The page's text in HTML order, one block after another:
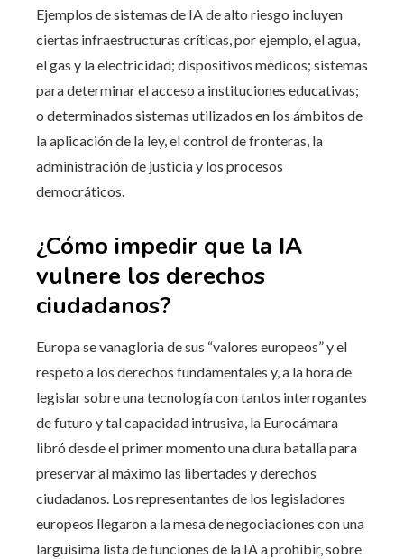
Ejemplos de sistemas de IA de alto riesgo incluyen
ciertas infraestructuras críticas, por ejemplo, el agua,
el gas y la electricidad; dispositivos médicos; sistemas
para determinar el acceso a instituciones educativas;
o determinados sistemas utilizados en los ámbitos de
la aplicación de la ley, el control de fronteras, la
administración de justicia y los procesos
democráticos.
¿Cómo impedir que la IA
vulnere los derechos
ciudadanos?
Europa se vanagloria de sus “valores europeos” y el
respeto a los derechos fundamentales y, a la hora de
legislar sobre una tecnología con tantos interrogantes
de futuro y tal capacidad intrusiva, la Eurocámara
libró desde el primer momento una dura batalla para
preservar al máximo las libertades y derechos
ciudadanos. Los representantes de los legisladores
europeos llegaron a la mesa de negociaciones con una
larguísima lista de funciones de la IA a prohibir, sobre